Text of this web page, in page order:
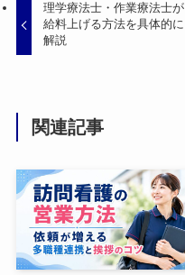
理学療法士・作業療法士が
給料上げる方法を具体的に
解説
関連記事